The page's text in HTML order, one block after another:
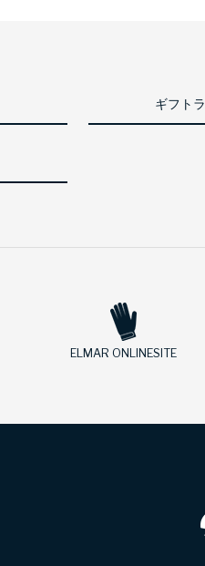
ギフト
ELMAR ONLINESITE